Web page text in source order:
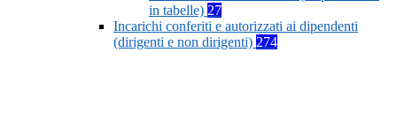
in tabelle) 27
Incarichi conferiti e autorizzati ai dipendenti
(dirigenti e non dirigenti) 274